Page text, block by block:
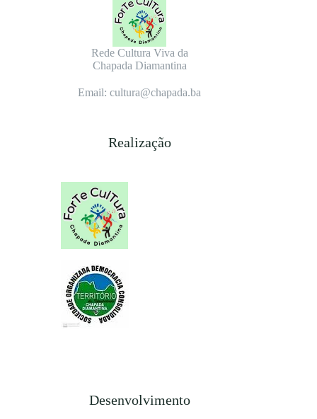
Rede Cultura Viva da
Chapada Diamantina
Email: cultura@chapada.ba
Realização
Desenvolvimento